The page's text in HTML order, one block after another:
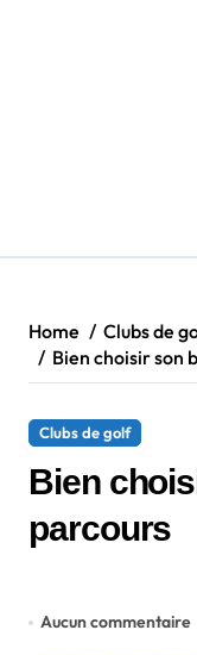
Home
Clubs de
Bien choisir son
Clubs de golf
Bien
parcours
Aucun commentaire